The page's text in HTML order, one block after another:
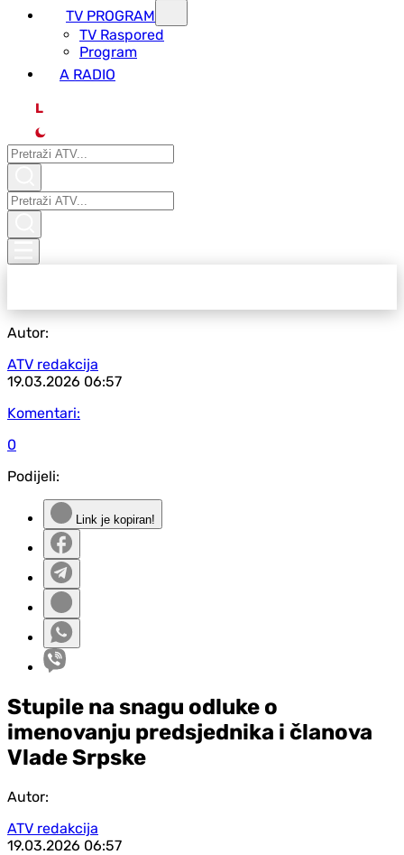
TV PROGRAM
ТV Raspored
Program
A RADIO
L
Autor:
ATV redakcija
19.03.2026 06:57
Komentari:
0
Podijeli:
Link je kopiran!
Stupile na snagu odluke o
imenovanju predsjednika i članova
Vlade Srpske
Autor:
ATV redakcija
19.03.2026 06:57